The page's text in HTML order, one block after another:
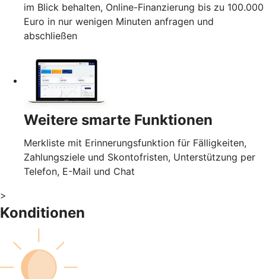
im Blick behalten, Online-Finanzierung bis zu 100.000
Euro in nur wenigen Minuten anfragen und
abschließen
Weitere smarte Funktionen
Merkliste mit Erinnerungsfunktion für Fälligkeiten,
Zahlungsziele und Skontofristen, Unterstützung per
Telefon, E-Mail und Chat
>
Konditionen